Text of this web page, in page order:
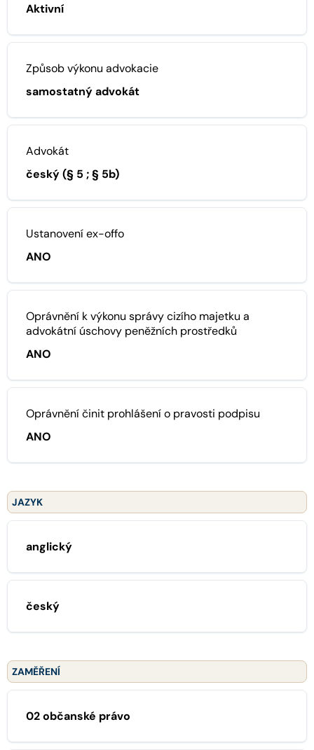
Aktivní
Způsob výkonu advokacie
samostatný advokát
Advokát
český (§ 5 ; § 5b)
Ustanovení ex-offo
ANO
Oprávnění k výkonu správy cizího majetku a
advokátní úschovy peněžních prostředků
ANO
Oprávnění činit prohlášení o pravosti podpisu
ANO
JAZYK
anglický
český
ZAMĚŘENÍ
02 občanské právo